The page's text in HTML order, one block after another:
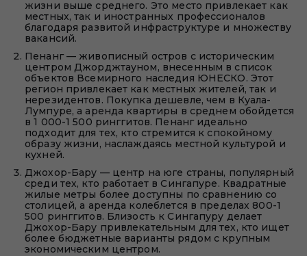
жизни выше среднего. Это место привлекает как
местных, так и иностранных профессионалов
благодаря развитой инфраструктуре и множеству
вакансий.
Пенанг — живописный остров с историческим
центром Джорджтауном, внесенным в список
объектов Всемирного наследия ЮНЕСКО. Этот
регион привлекает как местных жителей, так и
нерезидентов. Покупка дешевле, чем в Куала-
Лумпуре, а аренда квартиры в среднем обойдется
в 1 000-1 500 ринггитов. Пенанг идеально
подходит для тех, кто стремится к спокойному
образу жизни, наслаждаясь местной культурой и
кухней.
Джохор-Бару — центр на юге страны, популярный
среди тех, кто работает в Сингапуре. Квадратные
жилые метры более доступны по сравнению со
столицей, а аренда колеблется в пределах 800-1
500 ринггитов. Близость к Сингапуру делает
Джохор-Бару привлекательным для тех, кто ищет
более бюджетные варианты рядом с крупным
экономическим центром.